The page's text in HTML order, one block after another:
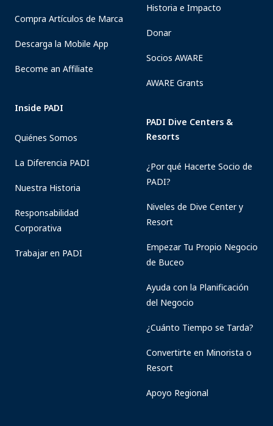
Compra Artículos de Marca
Descarga la Mobile App
Become an Affiliate
Inside PADI
Quiénes Somos
La Diferencia PADI
Nuestra Historia
Responsabilidad
Corporativa
Trabajar en PADI
Historia e Impacto
Donar
Socios AWARE
AWARE Grants
PADI Dive Centers &
Resorts
¿Por qué Hacerte Socio de
PADI?
Niveles de Dive Center y
Resort
Empezar Tu Propio Negocio
de Buceo
Ayuda con la Planificación
del Negocio
¿Cuánto Tiempo se Tarda?
Convertirte en Minorista o
Resort
Apoyo Regional